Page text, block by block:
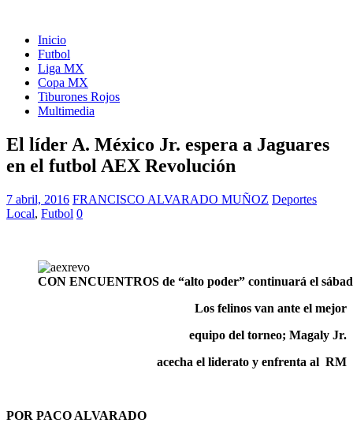
Inicio
Futbol
Liga MX
Copa MX
Tiburones Rojos
Multimedia
El líder A. México Jr. espera a Jaguares
en el futbol AEX Revolución
7 abril, 2016 FRANCISCO ALVARADO MUÑOZ Deportes
Local, Futbol 0
CON ENCUENTROS de “alto poder” continuará el
Los felinos van ante el mejor
equipo del torneo; Magaly Jr.
acecha el liderato y enfrenta al RM
POR PACO ALVARADO